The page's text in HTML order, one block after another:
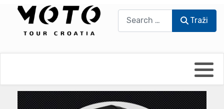
Traži
UmPaDrum
Damir Žerić - ELPASSO